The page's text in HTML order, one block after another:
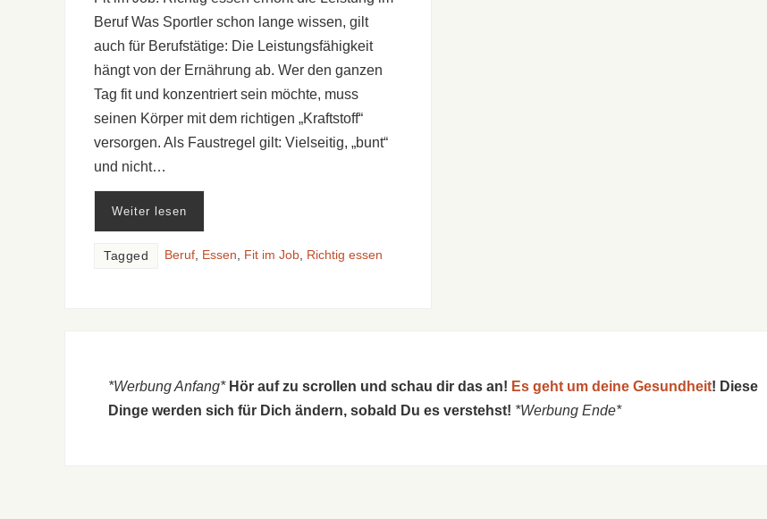
Beruf Was Sportler schon lange wissen, gilt
auch für Berufstätige: Die Leistungsfähigkeit
hängt von der Ernährung ab. Wer den ganzen
Tag fit und konzentriert sein möchte, muss
seinen Körper mit dem richtigen „Kraftstoff“
versorgen. Als Faustregel gilt: Vielseitig, „bunt“
und nicht…
Weiter lesen
Tagged Beruf Essen Fit im Job Richtig essen
*Werbung Anfang* Hör auf zu scrollen und schau dir das an! Es geht um deine Gesundheit! Diese
Dinge werden sich für Dich ändern, sobald Du es verstehst! *Werbung Ende*